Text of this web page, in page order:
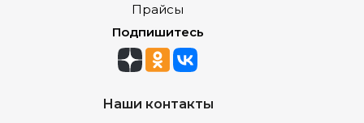
Прайсы
Подпишитесь
Наши контакты